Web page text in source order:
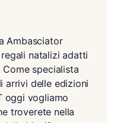
Ambasciator
natalizi adatti
specialista
arrivi delle edizioni
oggi vogliamo
troverete nella